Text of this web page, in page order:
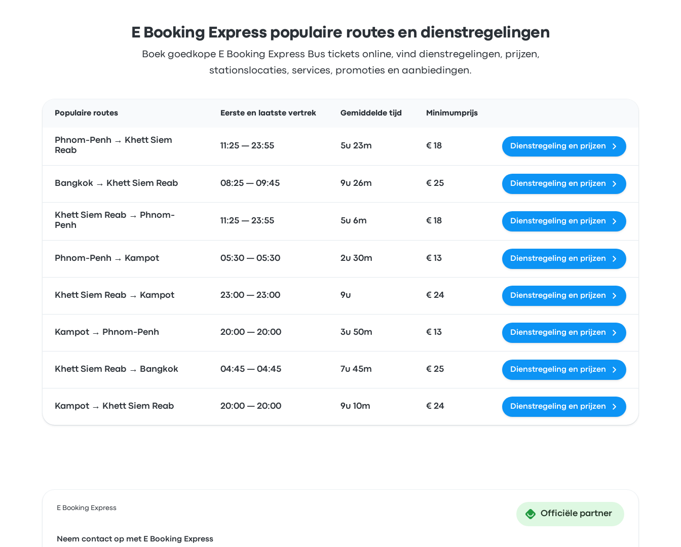
E Booking Express populaire routes en dienstregelingen
Boek goedkope E Booking Express Bus tickets online, vind dienstregelingen, prijzen,
stationslocaties, services, promoties en aanbiedingen.
Populaire routes Eerste en laatste vertrek Gemiddelde tijd Minimumprijs
Phnom-Penh → Khett Siem
Reab
11:25 — 23:55 5u 23m € 18 Dienstregeling en prijzen
Bangkok → Khett Siem Reab 08:25 — 09:45 9u 26m € 25 Dienstregeling en prijzen
Khett Siem Reab → Phnom-
Penh
11:25 — 23:55 5u 6m € 18 Dienstregeling en prijzen
Phnom-Penh → Kampot 05:30 — 05:30 2u 30m € 13 Dienstregeling en prijzen
Khett Siem Reab → Kampot 23:00 — 23:00 9u € 24 Dienstregeling en prijzen
Kampot → Phnom-Penh 20:00 — 20:00 3u 50m € 13 Dienstregeling en prijzen
Khett Siem Reab → Bangkok 04:45 — 04:45 7u 45m € 25 Dienstregeling en prijzen
Kampot → Khett Siem Reab 20:00 — 20:00 9u 10m € 24 Dienstregeling en prijzen
E Booking Express
Officiële partner
Neem contact op met E Booking Express